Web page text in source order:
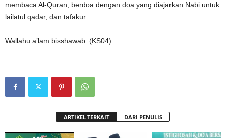
membaca Al-Quran; berdoa dengan doa yang diajarkan Nabi untuk
lailatul qadar, dan tafakur.
Wallahu a’lam bisshawab. (KS04)
ARTIKEL TERKAIT DARI PENULIS